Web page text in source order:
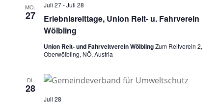
MO.
27
Erlebnisreittage, Union Reit- u. Fahrverein
Wölbling
Juli 27-Juli 28
Union Reit- und Fahrveitverein WölblingZum Reitverein 2,
Oberwölbling, NÖ, Austria
DI.
28
Juli 28